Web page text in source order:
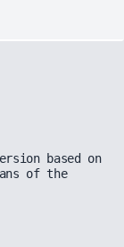
based on
of the